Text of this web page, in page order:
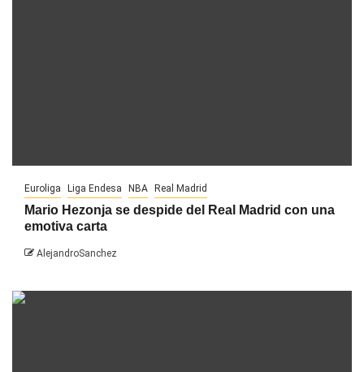
Euroliga Liga Endesa NBA Real Madrid
Mario Hezonja se despide del Real Madrid con una
emotiva carta
AlejandroSanchez